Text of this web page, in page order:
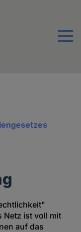
Menu
Netz ist voll mit
auf das